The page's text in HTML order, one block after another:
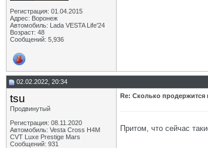
Регистрация: 01.04.2015
Адрес: Воронеж
Автомобиль: Lada VESTA Life'24
Возраст: 48
Сообщений: 5,936
02.02.2022, 20:34
tsu
Продвинутый
Регистрация: 08.11.2020
Автомобиль: Vesta Cross H4M
CVT Luxe Prestige Mars
Сообщений: 931
Re: Сколько продержится
Притом, что сейчас